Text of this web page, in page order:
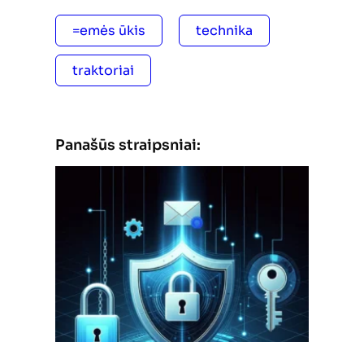
=emės ūkis technika
traktoriai
Panašūs straipsniai: